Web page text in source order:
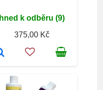
Ihned k odběru (9)
375,00 Kč